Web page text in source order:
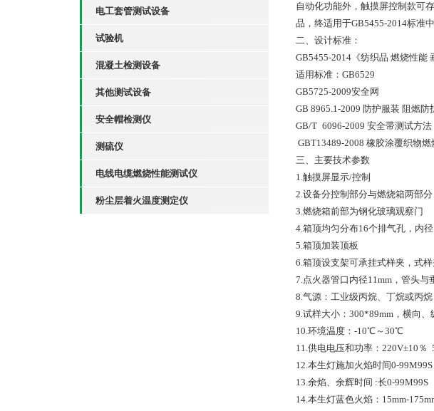
电工套管测试设备
试验机
混凝土检测设备
其他测试设备
安全帽检测仪
测硫仪
电线电缆燃烧性能测试仪
粉尘层着火温度测定仪
自动化功能外，触摸屏控制款可
品，终适用于GB5455-2014标准
二、设计标准：
GB5455-2014《纺织品 燃烧性能
适用标准：GB6529
GB5725-2009安全网
GB 8965.1-2009 防护服装 阻燃防
GB/T 6096-2009 安全带测试方法
GBT13489-2008 橡胶涂覆织物
三、主要技术参数
1.触摸屏显示/控制
2.设备分控制部分与燃烧箱两部
3.燃烧箱前部为钢化玻璃观察门
4.箱顶均匀分布16个排气孔，内
5.箱顶加装顶板
6.箱顶设支架可承挂式样夹，式
7.点火器管口内径11mm，管头与
8.气源：工业级丙烷、丁烷或丙
9.试样大小：300*89mm，横向、
10.环境温度：-10℃～30℃
11.供电电压和功率：220V±10％
12.本生灯施加火焰时间0-
13.余焰、余辉时间 :长0-99M99S
14.本生灯蓝色火焰：15mm-